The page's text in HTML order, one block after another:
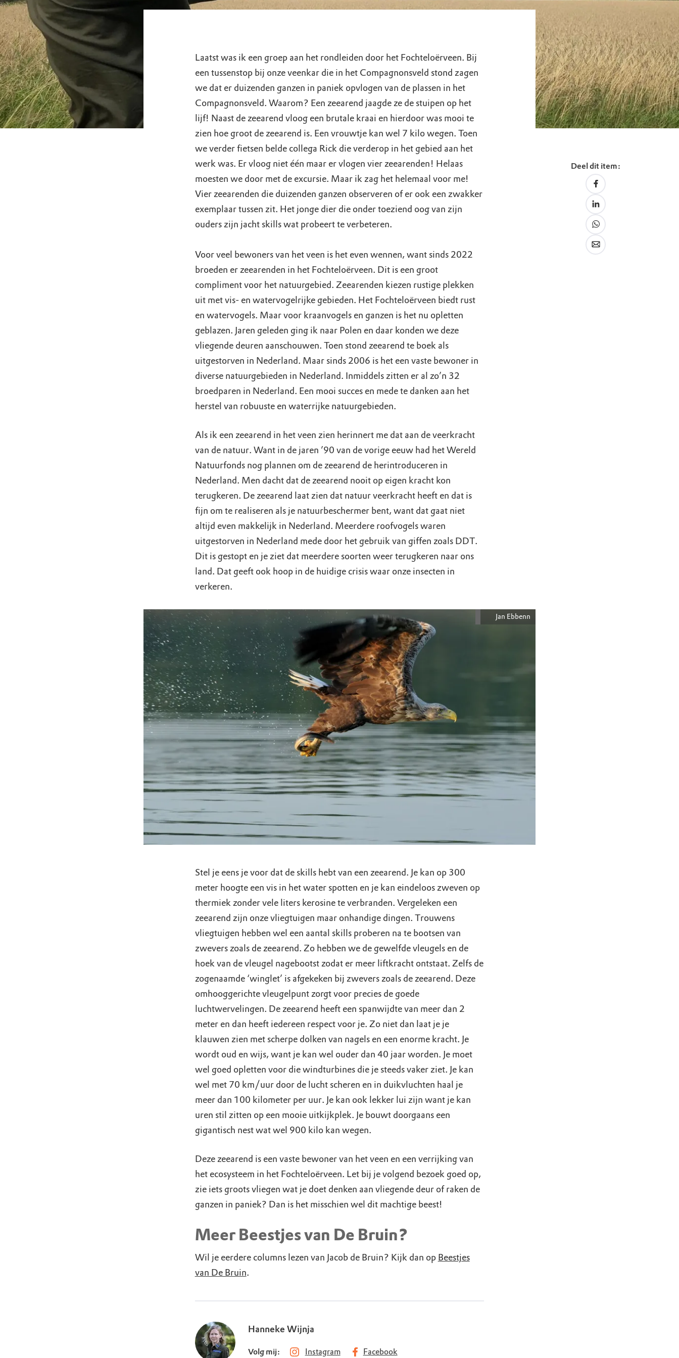
Laatst was ik een groep aan het rondleiden door het Fochteloërveen. Bij
een tussenstop bij onze veenkar die in het Compagnonsveld stond zagen
we dat er duizenden ganzen in paniek opvlogen van de plassen in het
Compagnonsveld. Waarom? Een zeearend jaagde ze de stuipen op het
lijf! Naast de zeearend vloog een brutale kraai en hierdoor was mooi te
zien hoe groot de zeearend is. Een vrouwtje kan wel 7 kilo wegen. Toen
we verder fietsen belde collega Rick die verderop in het gebied aan het
werk was. Er vloog niet één maar er vlogen vier zeearenden! Helaas
moesten we door met de excursie. Maar ik zag het helemaal voor me!
Vier zeearenden die duizenden ganzen observeren of er ook een zwakker
exemplaar tussen zit. Het jonge dier die onder toeziend oog van zijn
ouders zijn jacht skills wat probeert te verbeteren.
Voor veel bewoners van het veen is het even wennen, want sinds 2022
broeden er zeearenden in het Fochteloërveen. Dit is een groot
compliment voor het natuurgebied. Zeearenden kiezen rustige plekken
uit met vis- en watervogelrijke gebieden. Het Fochteloërveen biedt rust
en watervogels. Maar voor kraanvogels en ganzen is het nu opletten
geblazen. Jaren geleden ging ik naar Polen en daar konden we deze
vliegende deuren aanschouwen. Toen stond zeearend te boek als
uitgestorven in Nederland. Maar sinds 2006 is het een vaste bewoner in
diverse natuurgebieden in Nederland. Inmiddels zitten er al zo’n 32
broedparen in Nederland. Een mooi succes en mede te danken aan het
herstel van robuuste en waterrijke natuurgebieden.
Als ik een zeearend in het veen zien herinnert me dat aan de veerkracht
van de natuur. Want in de jaren ’90 van de vorige eeuw had het Wereld
Natuurfonds nog plannen om de zeearend de herintroduceren in
Nederland. Men dacht dat de zeearend nooit op eigen kracht kon
terugkeren. De zeearend laat zien dat natuur veerkracht heeft en dat is
fijn om te realiseren als je natuurbeschermer bent, want dat gaat niet
altijd even makkelijk in Nederland. Meerdere roofvogels waren
uitgestorven in Nederland mede door het gebruik van giffen zoals DDT.
Dit is gestopt en je ziet dat meerdere soorten weer terugkeren naar ons
land. Dat geeft ook hoop in de huidige crisis waar onze insecten in
verkeren.
Jan Ebbenn
Stel je eens je voor dat de skills hebt van een zeearend. Je kan op 300
meter hoogte een vis in het water spotten en je kan eindeloos zweven op
thermiek zonder vele liters kerosine te verbranden. Vergeleken een
zeearend zijn onze vliegtuigen maar onhandige dingen. Trouwens
vliegtuigen hebben wel een aantal skills proberen na te bootsen van
zwevers zoals de zeearend. Zo hebben we de gewelfde vleugels en de
hoek van de vleugel nagebootst zodat er meer liftkracht ontstaat. Zelfs de
zogenaamde ‘winglet’ is afgekeken bij zwevers zoals de zeearend. Deze
omhooggerichte vleugelpunt zorgt voor precies de goede
luchtwervelingen. De zeearend heeft een spanwijdte van meer dan 2
meter en dan heeft iedereen respect voor je. Zo niet dan laat je je
klauwen zien met scherpe dolken van nagels en een enorme kracht. Je
wordt oud en wijs, want je kan wel ouder dan 40 jaar worden. Je moet
wel goed opletten voor die windturbines die je steeds vaker ziet. Je kan
wel met 70 km/uur door de lucht scheren en in duikvluchten haal je
meer dan 100 kilometer per uur. Je kan ook lekker lui zijn want je kan
uren stil zitten op een mooie uitkijkplek. Je bouwt doorgaans een
gigantisch nest wat wel 900 kilo kan wegen.
Deze zeearend is een vaste bewoner van het veen en een verrijking van
het ecosysteem in het Fochteloërveen. Let bij je volgend bezoek goed op,
zie iets groots vliegen wat je doet denken aan vliegende deur of raken de
ganzen in paniek? Dan is het misschien wel dit machtige beest!
Meer Beestjes van De Bruin?
Wil je eerdere columns lezen van Jacob de Bruin? Kijk dan op Beestjes
van De Bruin.
Hanneke Wijnja
Volg mij: Instagram Facebook
Deel dit item: